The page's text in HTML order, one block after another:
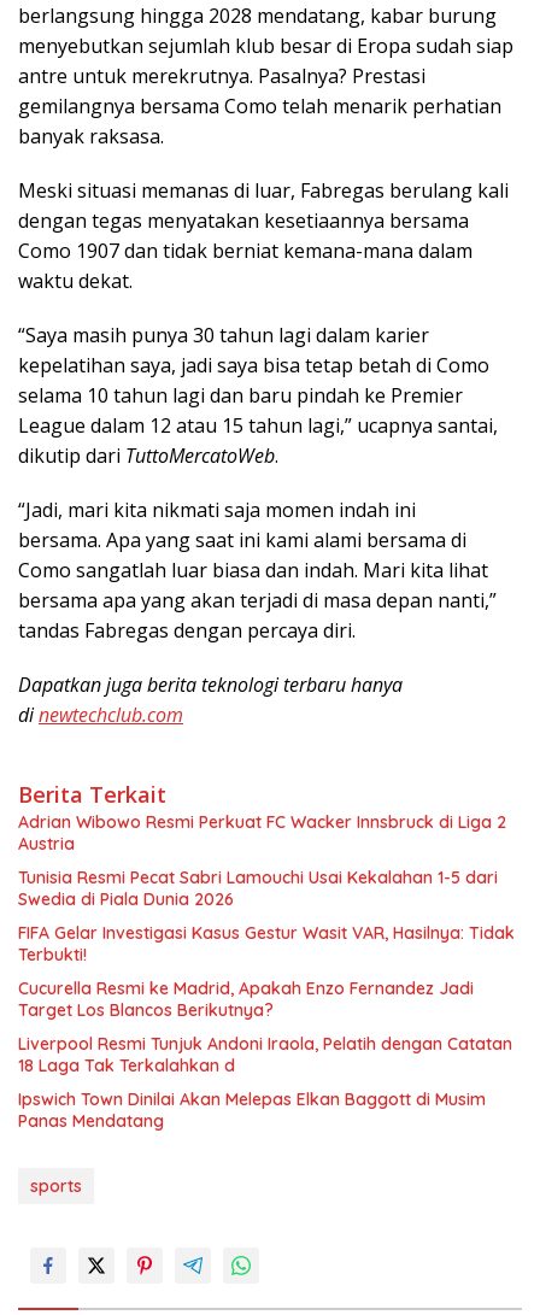
berlangsung hingga 2028 mendatang, kabar burung
menyebutkan sejumlah klub besar di Eropa sudah siap
antre untuk merekrutnya. Pasalnya? Prestasi
gemilangnya bersama Como telah menarik perhatian
banyak raksasa.
Meski situasi memanas di luar, Fabregas berulang kali
dengan tegas menyatakan kesetiaannya bersama
Como 1907 dan tidak berniat kemana-mana dalam
waktu dekat.
“Saya masih punya 30 tahun lagi dalam karier
kepelatihan saya, jadi saya bisa tetap betah di Como
selama 10 tahun lagi dan baru pindah ke Premier
League dalam 12 atau 15 tahun lagi,” ucapnya santai,
dikutip dari TuttoMercatoWeb.
“Jadi, mari kita nikmati saja momen indah ini
bersama. Apa yang saat ini kami alami bersama di
Como sangatlah luar biasa dan indah. Mari kita lihat
bersama apa yang akan terjadi di masa depan nanti,”
tandas Fabregas dengan percaya diri.
Dapatkan juga berita teknologi terbaru hanya
dinewtechclub.com
Berita Terkait
Adrian Wibowo Resmi Perkuat FC Wacker Innsbruck di Liga 2
Austria
Tunisia Resmi Pecat Sabri Lamouchi Usai Kekalahan 1-5 dari
Swedia di Piala Dunia 2026
FIFA Gelar Investigasi Kasus Gestur Wasit VAR, Hasilnya: Tidak
Terbukti!
Cucurella Resmi ke Madrid, Apakah Enzo Fernandez Jadi
Target Los Blancos Berikutnya?
Liverpool Resmi Tunjuk Andoni Iraola, Pelatih dengan Catatan
18 Laga Tak Terkalahkan d
Ipswich Town Dinilai Akan Melepas Elkan Baggott di Musim
Panas Mendatang
sports